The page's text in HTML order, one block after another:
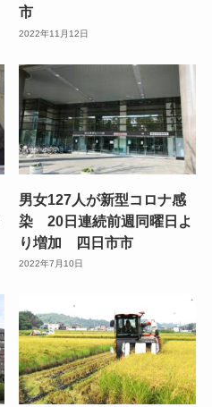
市
2022年11月12日
男女127人が新型コロナ感
染 20日連続前週同曜日よ
り増加 四日市市
2022年7月10日